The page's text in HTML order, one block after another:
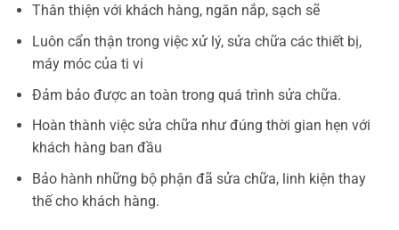
Thân thiện với khách hàng, ngăn nắp, sạch sẽ
Luôn cẩn thận trong việc xử lý, sửa chữa các thiết bị,
máy móc của ti vi
Đảm bảo được an toàn trong quá trình sửa chữa.
Hoàn thành việc sửa chữa như đúng thời gian hẹn với
khách hàng ban đầu
Bảo hành những bộ phận đã sửa chữa, linh kiện thay
thế cho khách hàng.